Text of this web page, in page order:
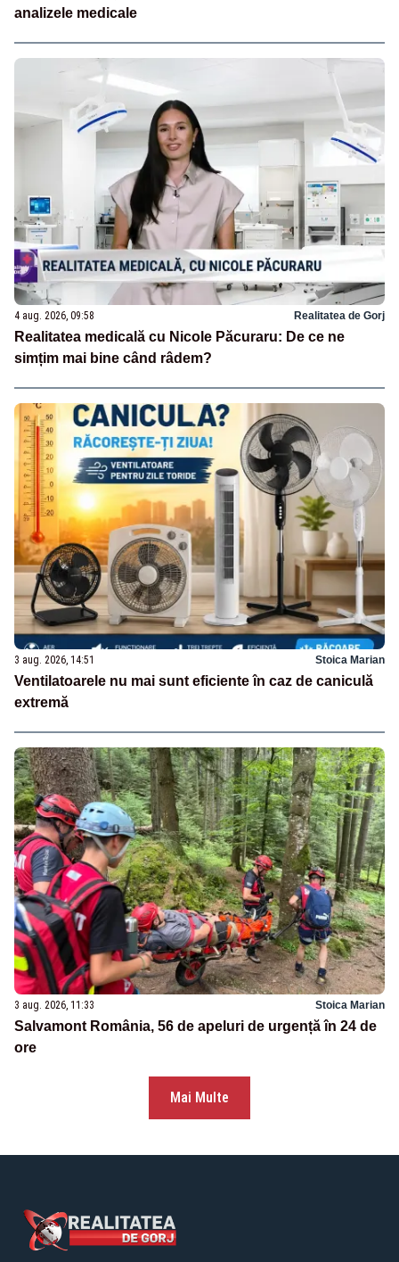
analizele medicale
4 aug. 2026, 09:58 Realitatea de Gorj
Realitatea medicală cu Nicole Păcuraru: De ce ne
simțim mai bine când râdem?
3 aug. 2026, 14:51 Stoica Marian
Ventilatoarele nu mai sunt eficiente în caz de caniculă
extremă
3 aug. 2026, 11:33 Stoica Marian
Salvamont România, 56 de apeluri de urgență în 24 de
ore
Mai Multe